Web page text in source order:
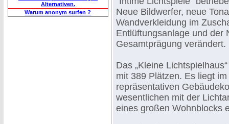
Alternativen.
Warum anonym surfen ?
Neue Bildwerfer, neue
Wandverkleidung im
Entlüftungsanlage und der
Gesamtprägung verändert.
Das „Kleine
mit 389 Plätzen. Es liegt
repräsentativen
wesentlichen mit der
eines großen Wohnblocks